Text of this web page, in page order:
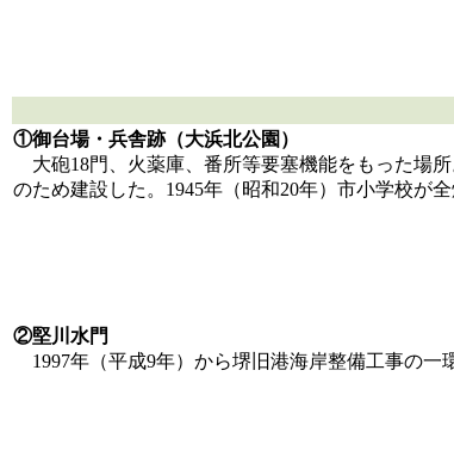
①御台場・兵舎跡（大浜北公園）
大砲18門、火薬庫、番所等要塞機能をもった場
のため建設した。1945年（昭和20年）市小学校が
②堅川水門
1997年（平成9年）から堺旧港海岸整備工事の一